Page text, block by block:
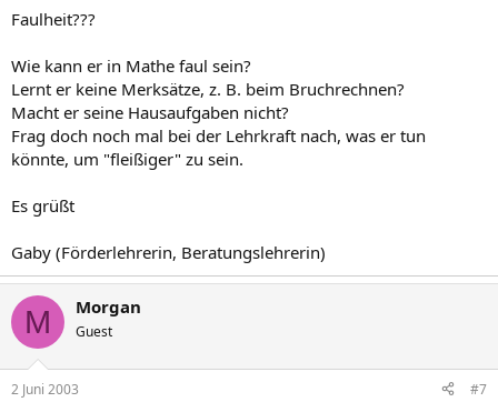
Faulheit???
Wie kann er in Mathe faul sein?
Lernt er keine Merksätze, z. B. beim Bruchrechnen?
Macht er seine Hausaufgaben nicht?
Frag doch noch mal bei der Lehrkraft nach, was er tun
könnte, um "fleißiger" zu sein.
Es grüßt
Gaby (Förderlehrerin, Beratungslehrerin)
M Morgan
Guest
2 Juni 2003 #7